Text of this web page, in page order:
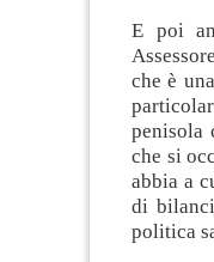
E poi
che è
penisola
che si
abbia a
di
politica